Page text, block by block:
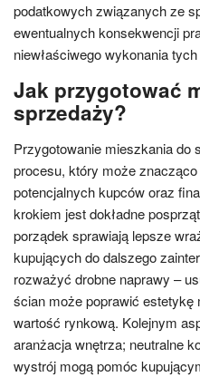
podatkowych związanych ze
ewentualnych konsekwencji
niewłaściwego wykonania
Jak przygotować
sprzedaży?
Przygotowanie mieszkania do
procesu, który może
potencjalnych kupców oraz
krokiem jest dokładne
porządek sprawiają lepsze
kupujących do dalszego
rozważyć drobne naprawy –
ścian może poprawić
wartość rynkową. Kolejnym
aranżacja wnętrza; neutralne
wystrój mogą pomóc